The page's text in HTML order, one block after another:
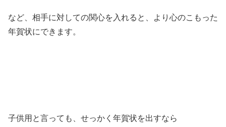
など、相手に対しての関心を入れると、より心のこもった
年賀状にできます。
子供用と言っても、せっかく年賀状を出すなら